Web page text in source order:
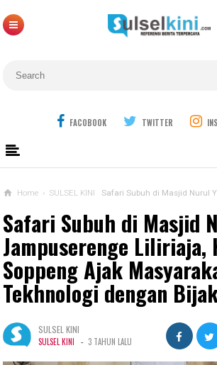
FACOBOOK TWITTER
Home › SULSEL KINI Safari Subuh di Masjid Nurul Yasin Jampuserenge Liliriaja, Kapolres
Safari Subuh di Masjid
Jampuserenge Liliriaja,
Soppeng Ajak
Tekhnologi dengan
SULSEL KINI
SULSEL KINI - 3 TAHUN LALU